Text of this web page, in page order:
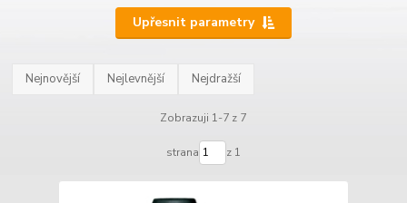
Upřesnit parametry
Nejnovější Nejlevnější Nejdražší
Zobrazuji 1-7 z 7
strana z 1